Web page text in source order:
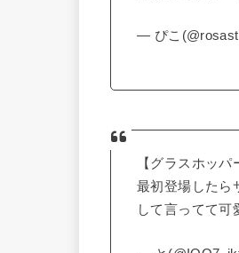
— ぴこ
【グラスホッパ
最初登場したら
して言ってて可